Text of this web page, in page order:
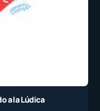
a la Lúdica